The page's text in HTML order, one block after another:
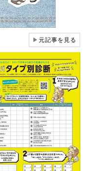
▶元記事を見る